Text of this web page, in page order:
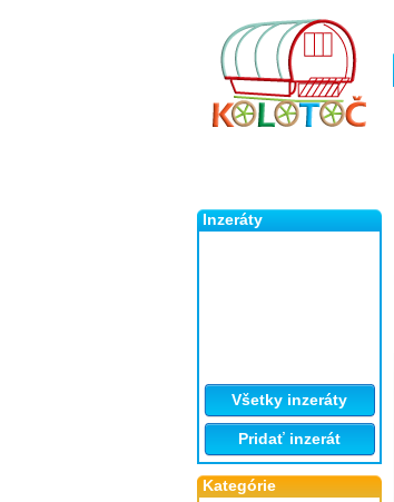
Inzeráty
Všetky inzeráty
Pridať inzerát
Kategórie